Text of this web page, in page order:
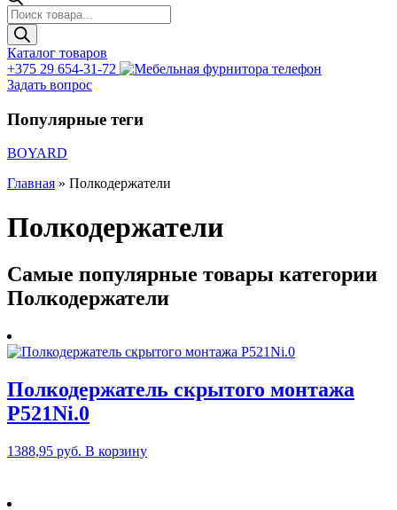
Поиск
товаров
Каталог товаров
+375 29 654-31-72
Задать вопрос
Популярные теги
BOYARD
Главная » Полкодержатели
Полкодержатели
Самые популярные товары категории
Полкодержатели
Полкодержатель скрытого монтажа
P521Ni.0
1388,95 руб. В корзину